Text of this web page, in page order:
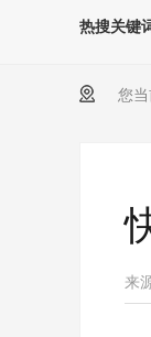
热搜关键
您当
来